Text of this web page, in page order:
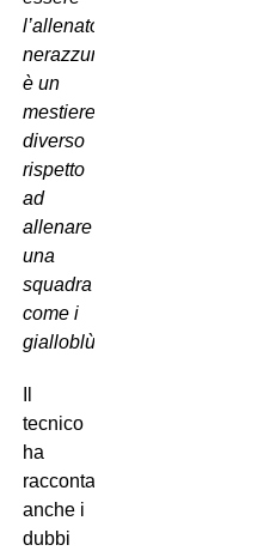
l’allenatore
nerazzurro:
è un
mestiere
diverso
rispetto
ad
allenare
una
squadra
come i
gialloblù”
tecnico
ha
raccontato
anche i
dubbi